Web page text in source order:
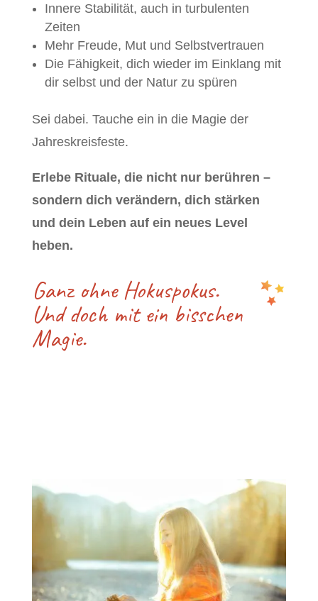
Innere Stabilität, auch in turbulenten
Zeiten
Mehr Freude, Mut und Selbstvertrauen
Die Fähigkeit, dich wieder im Einklang mit
dir selbst und der Natur zu spüren
Sei dabei. Tauche ein in die Magie der
Jahreskreisfeste.
Erlebe Rituale, die nicht nur berühren –
sondern dich verändern, dich stärken
und dein Leben auf ein neues Level
heben.
Ganz ohne Hokuspokus.
Und doch mit ein bisschen
Magie.